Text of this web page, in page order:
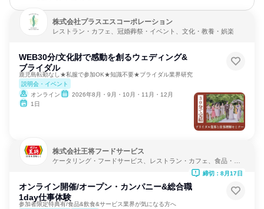
株式会社プラスエスコーポレーション
レストラン・カフェ、冠婚葬祭・イベント、文化・教養・娯楽
WEB30分/文化財で感動を創るウェディング&
ブライダル
鹿児島転勤なし★私服で参加OK★知識不要★ブライダル業界研究
説明会・イベント
オンライン
2026年8月・9月・10月・11月・12月
1日
株式会社王将フードサービス
ケータリング・フードサービス、レストラン・カフェ、食品・飲
オンライン開催/オープン・カンパニー&総合職
1day仕事体験
参加者限定特典有/食品&飲食&サービス業界が気になる方へ
締切：8月17日